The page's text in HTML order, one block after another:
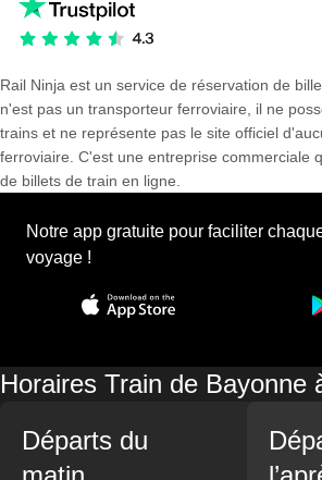
Rail Ninja est un service de réservation de
n'est pas un transporteur ferroviaire, il ne
trains et ne représente pas le site officiel
ferroviaire. C'est une entreprise commerciale
de billets de train en ligne.
Notre app gratuite pour faciliter
voyage !
Horaires Train de Bayonne
Départs du